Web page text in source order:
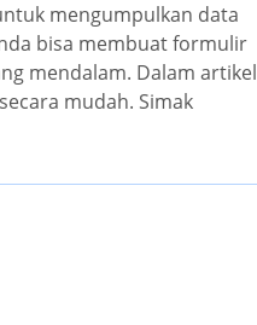
mengumpulkan data
bisa membuat formulir
mendalam. Dalam artikel
mudah. Simak